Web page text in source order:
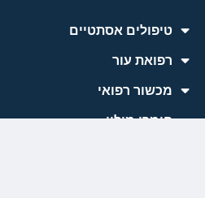
טיפולים אסתטיים
רפואת עור
מכשור רפואי
חומרי מילוי